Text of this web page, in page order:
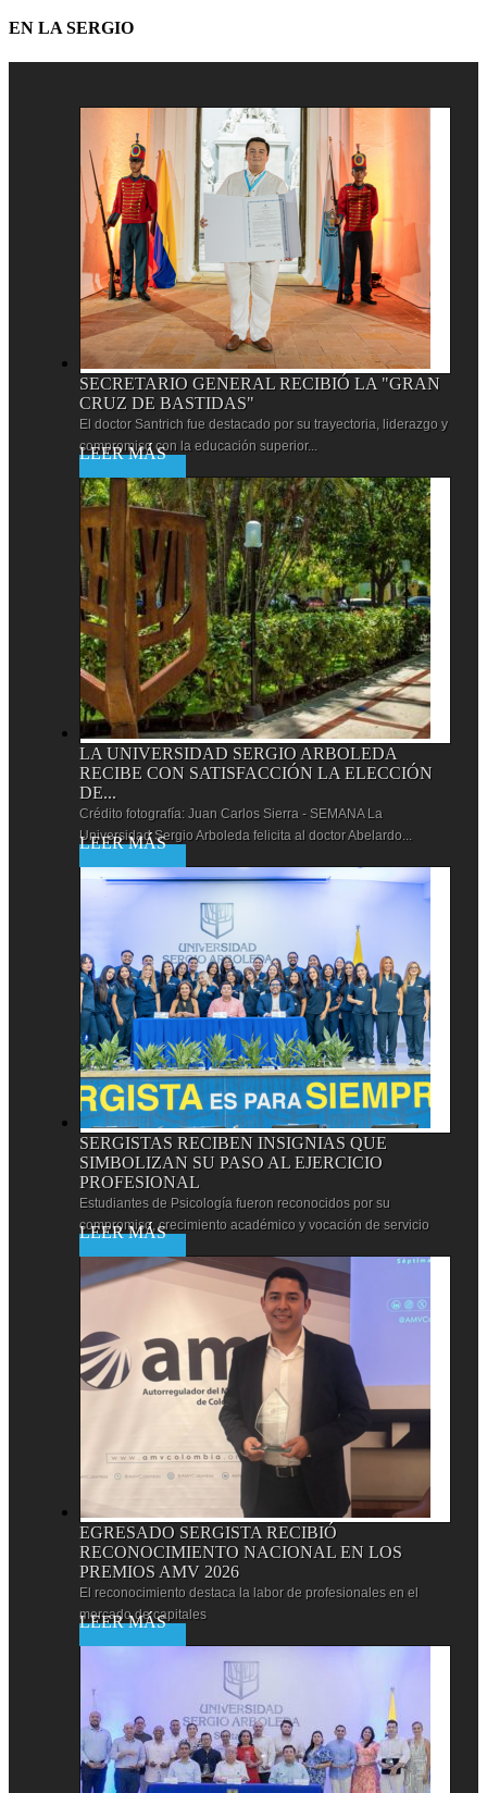
EN LA SERGIO
SECRETARIO GENERAL RECIBIÓ LA "GRAN
CRUZ DE BASTIDAS"
El doctor Santrich fue destacado por su trayectoria, liderazgo y
compromiso con la educación superior...
LA UNIVERSIDAD SERGIO ARBOLEDA
RECIBE CON SATISFACCIÓN LA ELECCIÓN
DE...
Crédito fotografía: Juan Carlos Sierra - SEMANA La
Universidad Sergio Arboleda felicita al doctor Abelardo...
SERGISTAS RECIBEN INSIGNIAS QUE
SIMBOLIZAN SU PASO AL EJERCICIO
PROFESIONAL
Estudiantes de Psicología fueron reconocidos por su
compromiso, crecimiento académico y vocación de servicio
EGRESADO SERGISTA RECIBIÓ
RECONOCIMIENTO NACIONAL EN LOS
PREMIOS AMV 2026
El reconocimiento destaca la labor de profesionales en el
mercado de capitales